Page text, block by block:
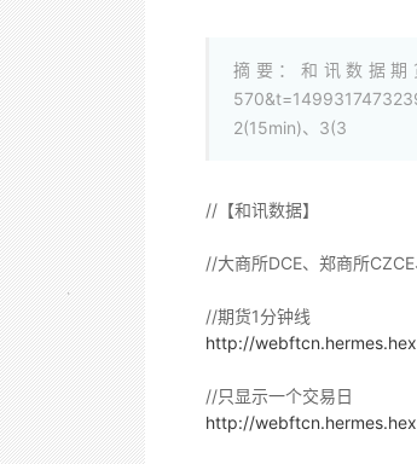
摘要：和讯数据期
2(15min)、3(3
//【和讯数据】
//大商所DCE、郑商所
//期货1分钟线
http://
//只显示一个交易日
http://